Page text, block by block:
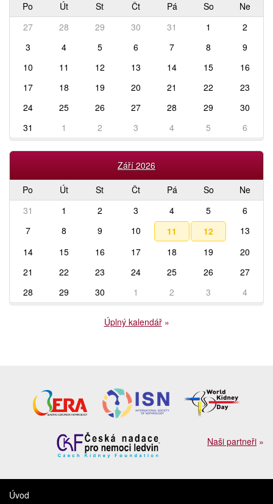
Po
Út St Čt Pá So
Ne
27
28 29 30 31 1
2
3
4 5 6 7 8
9
10
11 12 13 14 15
16
17
18 19 20 21 22
23
24
25 26 27 28 29
30
31
1 2 3 4 5 6
Září 2026
Po
Út St Čt Pá So
Ne
31
1 2 3 4 5
6
7
8 9 10 11 12
13
14
15 16 17 18 19
20
21
22 23 24 25 26
27
28
29 30 1 2 3 4
Úplný kalendář»
Naši partneři »
Úvod